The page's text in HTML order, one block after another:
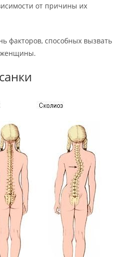
от причины их
факторов, способных вызвать
женщины.